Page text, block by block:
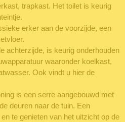
trapkast. Het toilet is keurig
erker aan de voorzijde, een
achterzijde, is keurig onderhouden
waaronder koelkast,
Ook vindt u hier de
is een serre aangebouwd met
deuren naar de tuin. Een
te genieten van het uitzicht op de